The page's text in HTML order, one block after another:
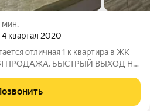
мин.
4 квартал 2020
отличная 1 к квартира в ЖК
ПРОДАЖА, БЫСТРЫЙ ВЫХОД НА
ремонт (не от
никаких